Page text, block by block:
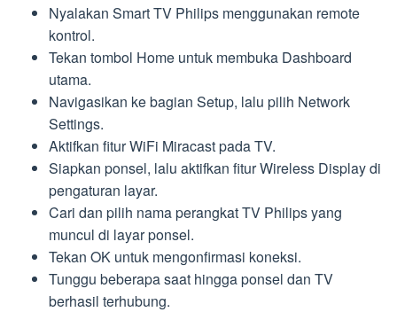
Nyalakan Smart TV Philips menggunakan remote
kontrol.
Tekan tombol Home untuk membuka Dashboard
utama.
Navigasikan ke bagian Setup, lalu pilih Network
Settings.
Aktifkan fitur WiFi Miracast pada TV.
Siapkan ponsel, lalu aktifkan fitur Wireless Display di
pengaturan layar.
Cari dan pilih nama perangkat TV Philips yang
muncul di layar ponsel.
Tekan OK untuk mengonfirmasi koneksi.
Tunggu beberapa saat hingga ponsel dan TV
berhasil terhubung.